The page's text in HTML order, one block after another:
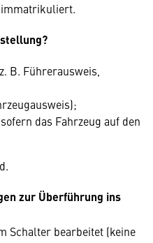
immatrikuliert.
B. Führerausweis,
das Fahrzeug auf den
zur Überführung ins
Schalter bearbeitet (keine